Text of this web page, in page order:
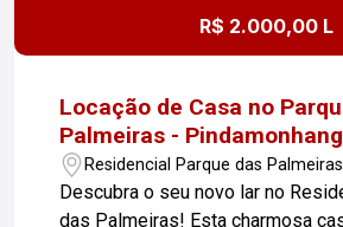
com a praia, em uma das regiões
R$ 2.000,00 L
Locação de Casa no
Palmeiras -
Residencial Parque das
Pindamonhangaba/SP
Descubra o seu novo lar no
das Palmeiras! Esta charmosa